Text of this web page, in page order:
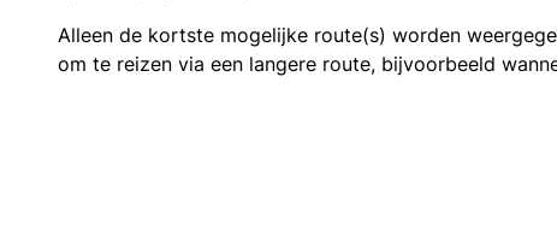
Alleen de kortste mogelijke route(s) worden
om te reizen via een langere route, bijvoorbeeld